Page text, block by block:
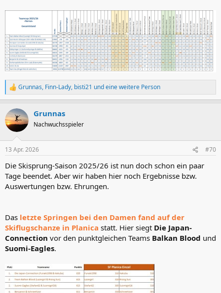
R
e
k
t
i
e
:
Grunnas, Finn-Lady, bisti21 und eine weitere Person
Grunnas
Nachwuchsspieler
13 Apr. 2026 #70
Die Skisprung-Saison 2025/26 ist nun doch schon ein paar
Tage beendet. Aber wir haben hier noch Ergebnisse bzw.
Auswertungen bzw. Ehrungen.
Das letzte Springen bei den Damen fand auf der
Skiflugschanze in Planica statt. Hier siegt Die Japan-
Connection vor den punktgleichen Teams Balkan Blood und
Suomi-Eagles.